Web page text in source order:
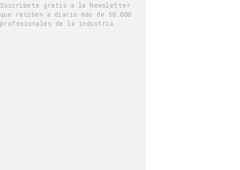
Suscríbete gratis a la Newsletter
que reciben a diario más de 50.000
profesionales de la industria.